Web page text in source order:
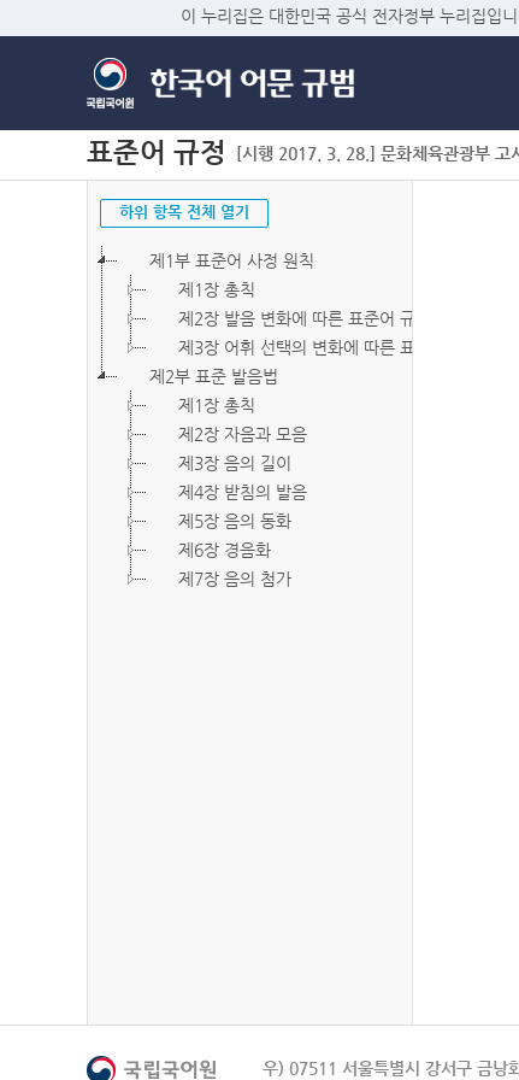
이 누리집은 대한민국 공식 전자정부 누리집입니
표준어 규정 [시행 2017. 3. 28.] 문화체육관광부
하위 항목 전체 열기
제1부 표준어 사정 원칙
제1장 총칙
제2장 발음 변화에 따른 표준어 규정
제3장 어휘 선택의 변화에 따른 표준어 규정
제2부 표준 발음법
제1장 총칙
제2장 자음과 모음
제3장 음의 길이
제4장 받침의 발음
제5장 음의 동화
제6장 경음화
제7장 음의 첨가
우) 07511 서울특별시 강서구 금낭